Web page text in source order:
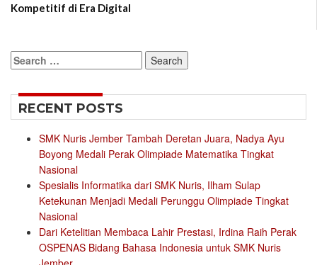
Kompetitif di Era Digital
Search
for:
RECENT POSTS
SMK Nuris Jember Tambah Deretan Juara, Nadya Ayu
Boyong Medali Perak Olimpiade Matematika Tingkat
Nasional
Spesialis Informatika dari SMK Nuris, Ilham Sulap
Ketekunan Menjadi Medali Perunggu Olimpiade Tingkat
Nasional
Dari Ketelitian Membaca Lahir Prestasi, Irdina Raih Perak
OSPENAS Bidang Bahasa Indonesia untuk SMK Nuris